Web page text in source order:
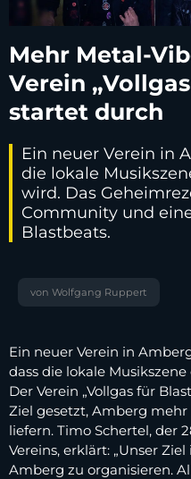
Mehr Metal-
Verein
startet durch
Ein neuer Verein in
die lokale
wird. Das
Community und
Blastbeats.
von Wolfgang Ruppert
Ein neuer Verein in
dass die lokale
Der Verein „Vollgas für
Ziel gesetzt, Amberg
liefern. Timo Schertel, der
Vereins, erklärt: „Unser
Amberg zu organisieren.